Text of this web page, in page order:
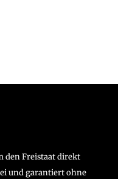
den Freistaat direkt
und garantiert ohne